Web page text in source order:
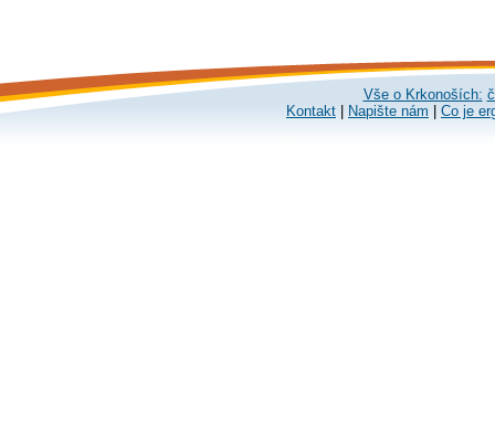
Vše o Krkonoších:
Kontakt
Napište nám Co je